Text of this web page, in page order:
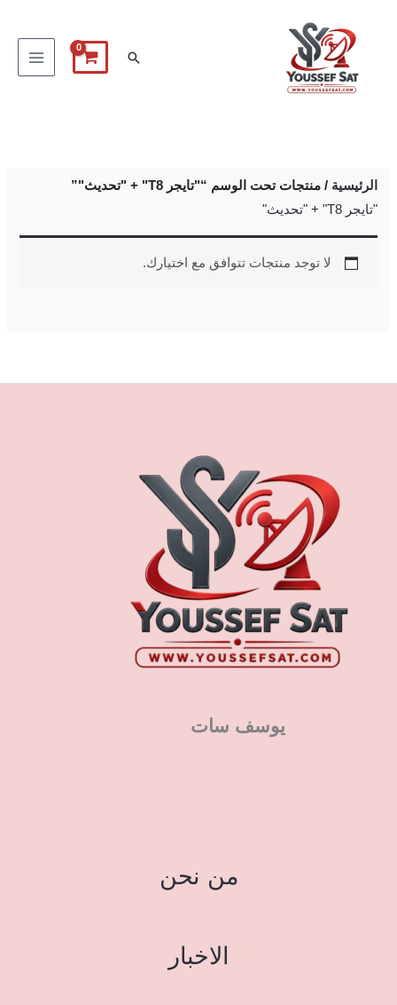
البحث
الرئيسية / منتجات تحت الوسم “"تايجر T8" + "تحديث"”
"تايجر T8" + "تحديث"
لا توجد منتجات تتوافق مع اختيارك.
يوسف سات
من نحن
الاخبار